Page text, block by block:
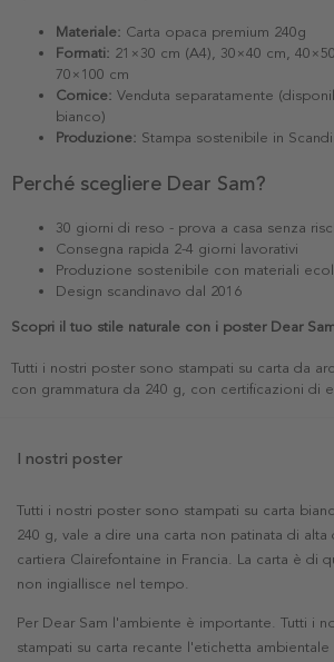
Materiale: Carta opaca premium 240g
Formati: 21×30 cm (A4), 30×40 cm,
70×100 cm
Cornice: Venduta separatamente
bianco)
Produzione: Stampa sostenibile in
Perché scegliere Dear Sam?
30 giorni di reso - prova a casa senza
Consegna rapida 2-4 giorni lavorativi
Produzione sostenibile con materiali
Design scandinavo dal 2016
Scopri il tuo stile naturale con i poster Dear
Tutti i nostri poster sono stampati su carta da
con grammatura da 240 g, con certificazioni di
I nostri poster
Tutti i nostri poster sono stampati su carta
240 g, vale a dire una carta non patinata di
cartiera Clairefontaine in Francia. La carta è di
non ingiallisce nel tempo.
Per Dear Sam l'ambiente è importante. Tutti i
stampati su carta recante l'etichetta